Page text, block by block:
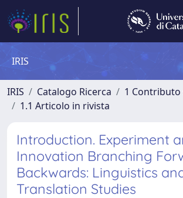
IRIS
IRIS Catalogo Ricerca
1 Contributo
1.1 Articolo in rivista
Introduction. Experiment
Innovation Branching
Backwards: Linguistics
Translation Studies